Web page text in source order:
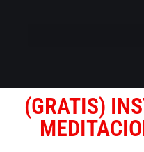
(GRATIS)